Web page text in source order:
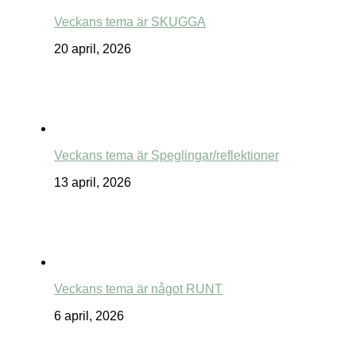
Veckans tema är SKUGGA
20 april, 2026
Veckans tema är Speglingar/reflektioner
13 april, 2026
Veckans tema är något RUNT
6 april, 2026